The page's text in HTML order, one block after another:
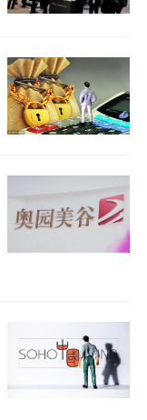
。截至15
SOHO中国
，涨幅约